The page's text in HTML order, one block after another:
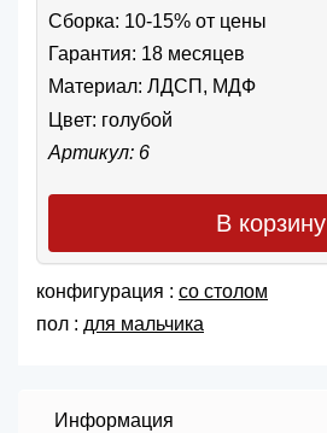
Сборка: 10-15% от цены
Гарантия: 18 месяцев
Материал: ЛДСП, МДФ
Цвет: голубой
Артикул: 6
В корзину
конфигурация : со столом
пол : для мальчика
Информация